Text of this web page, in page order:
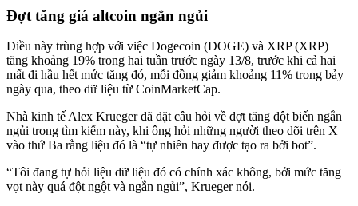
Đợt tăng giá altcoin ngắn ngủi
Điều này trùng hợp với việc Dogecoin (DOGE) và XRP (XRP)
tăng khoảng 19% trong hai tuần trước ngày 13/8, trước khi cả hai
mất đi hầu hết mức tăng đó, mỗi đồng giảm khoảng 11% trong bảy
ngày qua, theo dữ liệu từ CoinMarketCap.
Nhà kinh tế Alex Krueger đã đặt câu hỏi về đợt tăng đột biến ngắn
ngủi trong tìm kiếm này, khi ông hỏi những người theo dõi trên X
vào thứ Ba rằng liệu đó là “tự nhiên hay được tạo ra bởi bot”.
“Tôi đang tự hỏi liệu dữ liệu đó có chính xác không, bởi mức tăng
vọt này quá đột ngột và ngắn ngủi”, Krueger nói.